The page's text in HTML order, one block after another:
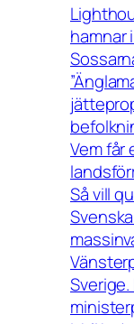
hamnar
Vem får
Så vill